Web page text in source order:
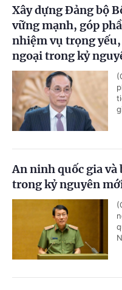
Xây dựng Đảng bộ
vững mạnh, góp
nhiệm vụ trọng
ngoại trong kỷ
An ninh quốc gia và
trong kỷ nguyên